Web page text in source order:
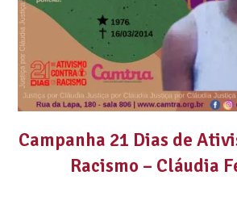
Campanha 21 Dias de
Racismo – Cláudia